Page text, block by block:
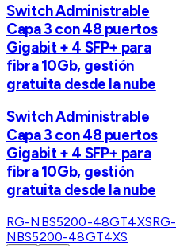
Switch Administrable
Capa 3 con 48 puertos
Gigabit + 4 SFP+ para
fibra 10Gb, gestión
gratuita desde la nube
Switch Administrable
Capa 3 con 48 puertos
Gigabit + 4 SFP+ para
fibra 10Gb, gestión
gratuita desde la nube
RG-NBS5200-48GT4XSRG-
NBS5200-48GT4XS